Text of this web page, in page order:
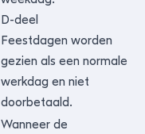
D-deel
Feestdagen worden
gezien als een normale
werkdag en niet
doorbetaald.
Wanneer de